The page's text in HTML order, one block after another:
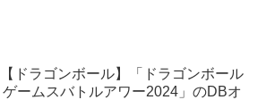
【ドラゴンボール】「ドラゴンボール
ゲームスバトルアワー2024」のDBオ